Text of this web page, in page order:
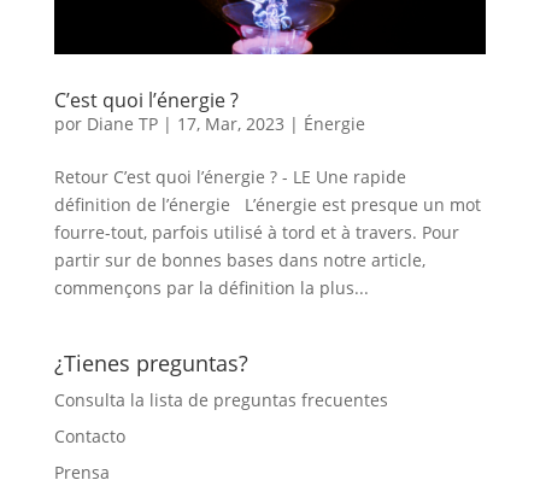
C’est quoi l’énergie ?
por Diane TP| 17, Mar, 2023 | Énergie
Retour C’est quoi l’énergie ? - LE Une rapide
définition de l’énergie L’énergie est presque un mot
fourre-tout, parfois utilisé à tord et à travers. Pour
partir sur de bonnes bases dans notre article,
commençons par la définition la plus...
¿Tienes preguntas?
Consulta la lista de preguntas frecuentes
Contacto
Prensa